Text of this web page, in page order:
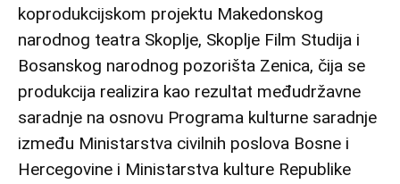
koprodukcijskom projektu Makedonskog
narodnog teatra Skoplje, Skoplje Film Studija i
Bosanskog narodnog pozorišta Zenica, čija se
produkcija realizira kao rezultat međudržavne
saradnje na osnovu Programa kulturne saradnje
između Ministarstva civilnih poslova Bosne i
Hercegovine i Ministarstva kulture Republike